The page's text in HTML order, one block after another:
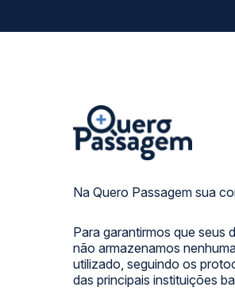
Na Quero Passagem sua
Para garantirmos que seus
não armazenamos
utilizado, seguindo os
das principais instituições